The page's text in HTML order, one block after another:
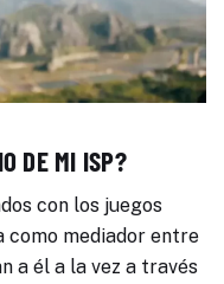
DE MI ISP?
con los juegos
como mediador entre
a él a la vez a través